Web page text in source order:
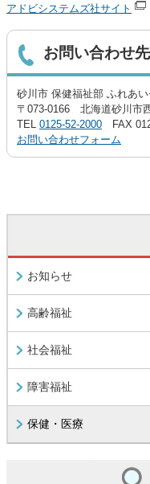
アドビシステムズ社サイト
お問い合わせ先
砂川市 保健福祉部 ふれあ
〒073-0166 北海道砂川市
TEL 0125-52-2000 FAX
お問い合わせフォーム
お知らせ
高齢福祉
社会福祉
障害福祉
保健・医療